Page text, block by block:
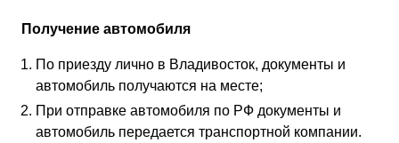
Получение автомобиля
По приезду лично в Владивосток, документы и
автомобиль получаются на месте;
При отправке автомобиля по РФ документы и
автомобиль передается транспортной компании.